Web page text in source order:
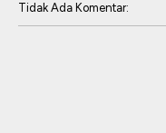
Tidak Ada Komentar: